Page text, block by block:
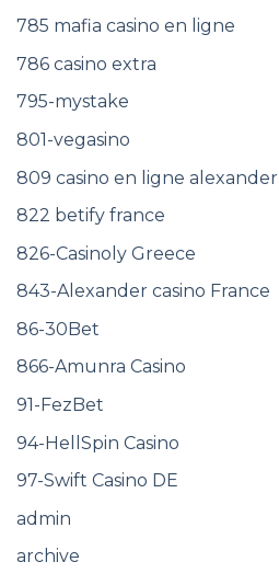
785 mafia casino en ligne
786 casino extra
795-mystake
801-vegasino
809 casino en ligne alexander
822 betify france
826-Casinoly Greece
843-Alexander casino France
86-30Bet
866-Amunra Casino
91-FezBet
94-HellSpin Casino
97-Swift Casino DE
admin
archive